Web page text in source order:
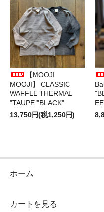
【MOOJI
MOOJI】 CLASSIC
WAFFLE THERMAL
"TAUPE""BLACK"
13,750円(税1,250円)
ホーム
カートを見る